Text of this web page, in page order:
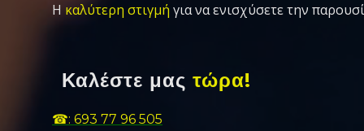
Η καλύτερη στιγμή για να ενισχύσετε την
Καλέστε μας τώρα!
☎: 693 77 96 505